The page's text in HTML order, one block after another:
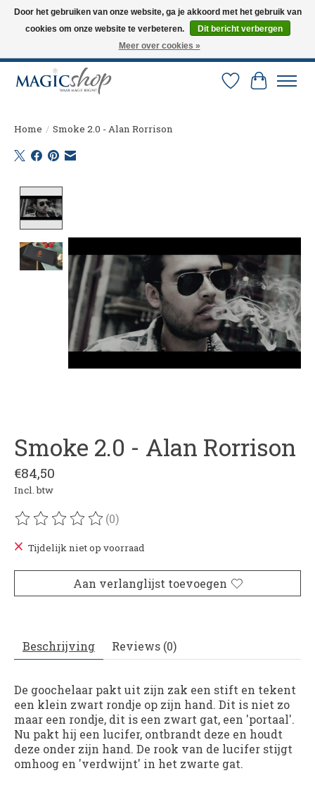
Altijd de nieuwste trucs op voorraad. Snelle verzending via PostNL en DHL.
Langskomen in onze winkel? Bel of mail om een afspraak te maken. 0251-
Verlanglijst
Home / Smoke 2.0 - Alan Rorrison
Smoke 2.0 - Alan Rorrison
€84,50
Incl. btw
De beoordeling van dit product is
(0)
Tijdelijk niet op voorraad
Aan verlanglijst toevoegen
Beschrijving Reviews (0)
De goochelaar pakt uit zijn zak een stift en tekent
een klein zwart rondje op zijn hand. Dit is niet zo
maar een rondje, dit is een zwart gat, een 'portaal'.
Nu pakt hij een lucifer, ontbrandt deze en houdt
deze onder zijn hand. De rook van de lucifer stijgt
omhoog en 'verdwijnt' in het zwarte gat.
Door het gebruiken van onze website, ga je akkoord met het gebruik van
cookies om onze website te verbeteren.
Dit bericht verbergen
Meer over cookies »